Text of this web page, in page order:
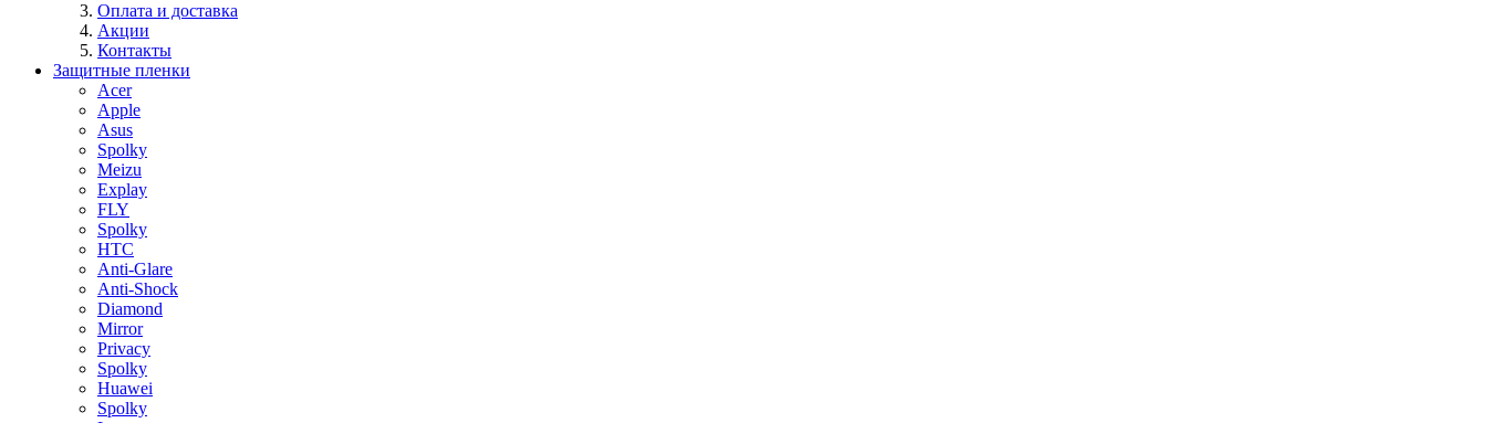
Оплата и доставка
Акции
Контакты
Защитные пленки
Acer
Apple
Asus
Spolky
Meizu
Explay
FLY
Spolky
HTC
Anti-Glare
Anti-Shock
Diamond
Mirror
Privacy
Spolky
Huawei
Spolky